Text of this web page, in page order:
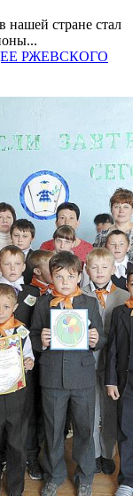
стране стал
РЖЕВСКОГО